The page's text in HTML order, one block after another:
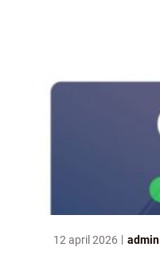
12 april 2026 admin